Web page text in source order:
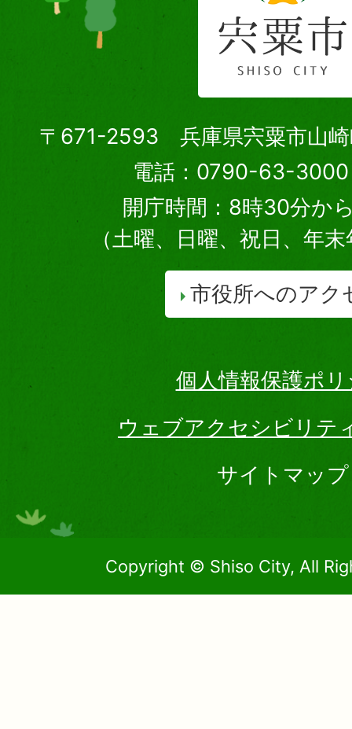
〒671-2593 兵庫県宍粟市山崎
電話：0790-63-3000
開庁時間：8時30分か
（土曜、日曜、祝日、年
市役所へのアク
個人情報保護ポ
ウェブアクセシビリテ
サイトマップ
Copyright © Shiso City, All